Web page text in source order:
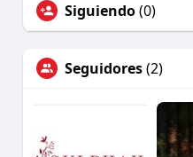
Siguiendo(0)
Seguidores(2)